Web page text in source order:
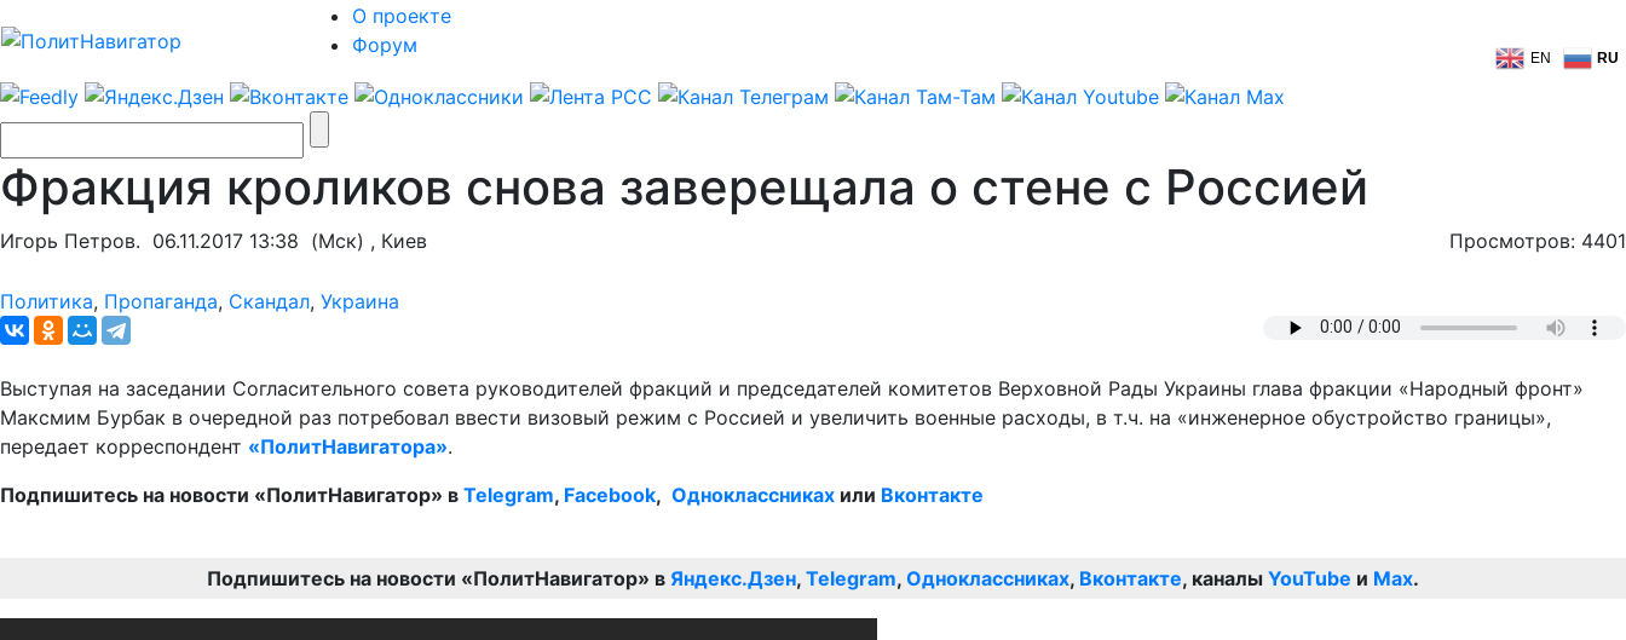
О проекте
Форум
EN RU
Фракция кроликов снова заверещала о стене с Россией
Игорь Петров. 06.11.2017 13:38 (Мск) , Киев Просмотров: 4401
Политика, Пропаганда, Скандал, Украина
Выступая на заседании Согласительного совета руководителей фракций и председателей комитетов Верховной Рады Украины глава фракции «Народный фронт»
Максмим Бурбак в очередной раз потребовал ввести визовый режим с Россией и увеличить военные расходы, в т.ч. на «инженерное обустройство границы»,
передает корреспондент «ПолитНавигатора».
Подпишитесь на новости «ПолитНавигатор» в Telegram, Facebook, Одноклассниках или Вконтакте
Подпишитесь на новости «ПолитНавигатор» в Яндекс.Дзен, Telegram, Одноклассниках, Вконтакте, каналы YouTube и Max.